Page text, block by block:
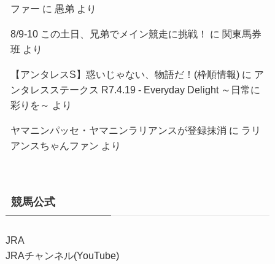
ファー に 愚弟 より
8/9-10 この土日、兄弟でメイン競走に挑戦！ に 関東馬券
班 より
【アンタレスS】惑いじゃない、物語だ！(枠順情報)に ア
ンタレスステークス R7.4.19 - Everyday Delight ～日常に
彩りを～ より
ヤマニンパッセ・ヤマニンラリアンスが登録抹消 に ラリ
アンスちゃんファン より
競馬公式
JRA
JRAチャンネル(YouTube)